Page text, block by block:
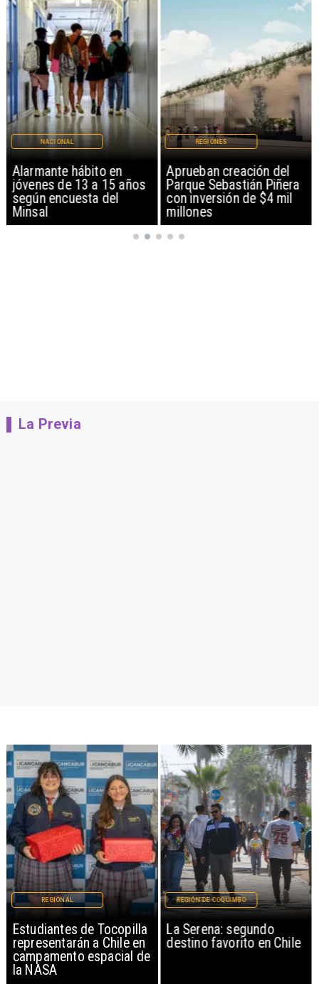
Alarmante hábito en
jóvenes de 13 a 15 años
según encuesta del
Minsal
NACIONAL
Aprueban creación del
Parque Sebastián Piñera
con inversión de $4 mil
millones
REGIONES
La Previa
Estudiantes de Tocopilla
representarán a Chile en
campamento espacial de
la NASA
REGIONAL
La Serena: segundo
destino favorito en Chile
REGIÓN DE COQUIMBO